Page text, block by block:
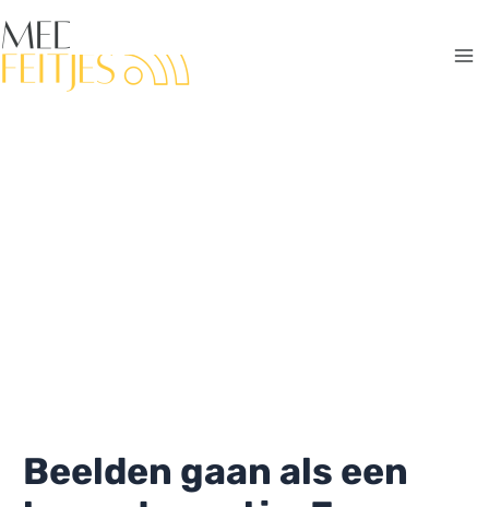
naar
de
Beelden gaan als een